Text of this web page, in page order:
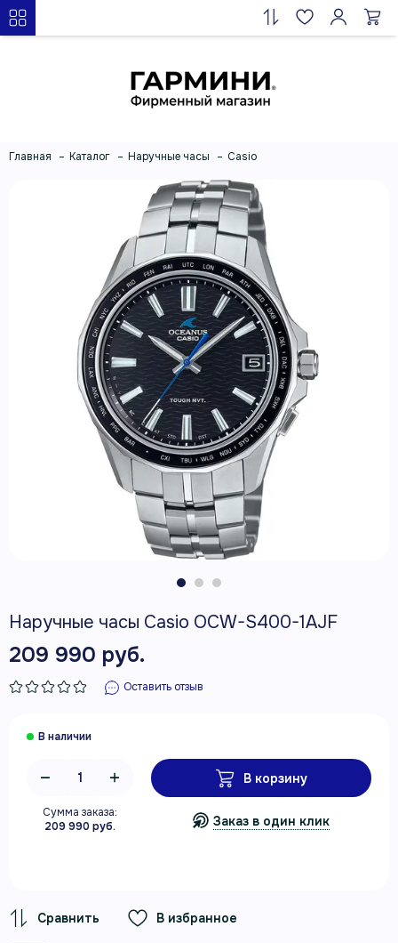
Главная Каталог Наручные часы Casio
Наручные часы Casio OCW-S400-1AJF
209 990 руб.
Оставить отзыв
Сумма заказа:
209 990 руб.
В корзину
Заказ в один клик
В избранное